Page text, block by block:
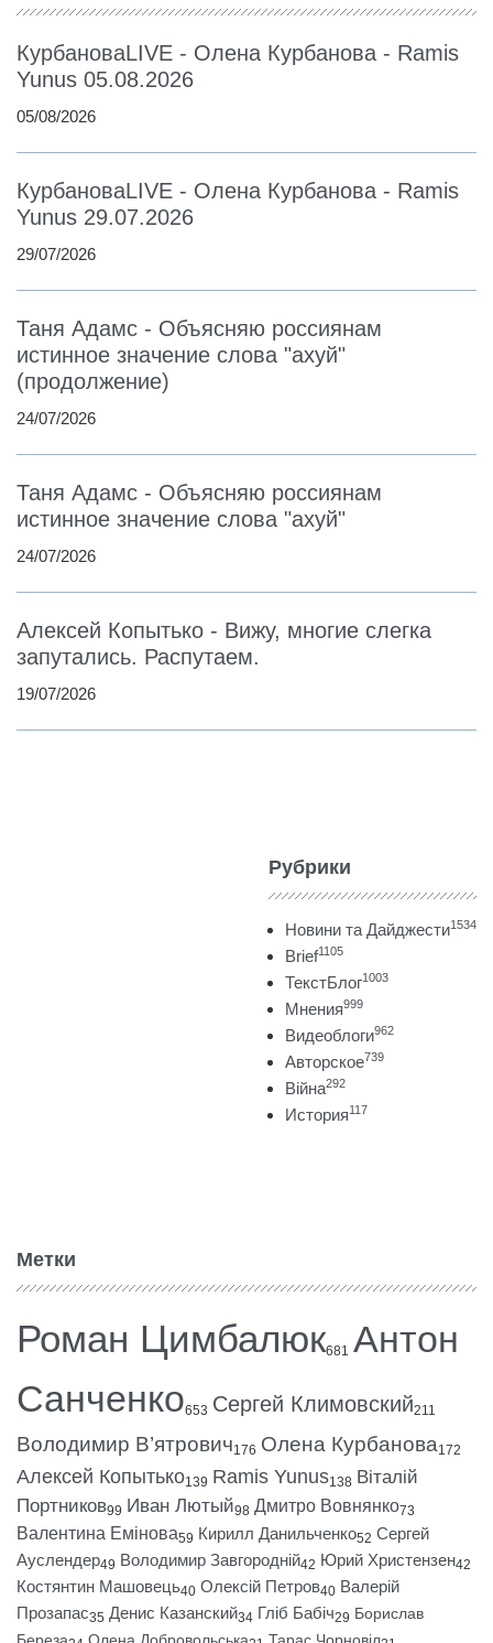
КурбановаLIVE - Олена Курбанова - Ramis
Yunus 05.08.2026
05/08/2026
КурбановаLIVE - Олена Курбанова - Ramis
Yunus 29.07.2026
29/07/2026
Таня Адамс - Объясняю россиянам
истинное значение слова "ахуй"
(продолжение)
24/07/2026
Таня Адамс - Объясняю россиянам
истинное значение слова "ахуй"
24/07/2026
Алексей Копытько - Вижу, многие слегка
запутались. Распутаем.
19/07/2026
Рубрики
Новини та Дайджести1534
Brief1105
ТекстБлог1003
Мнения999
Видеоблоги962
Авторское739
Війна292
История117
Метки
Роман Цимбалюк681 Антон
Санченко653 Сергей Климовский211
Володимир В’ятрович176 Олена Курбанова172
Алексей Копытько139 Ramis Yunus138 Віталій
Портников99 Иван Лютый98 Дмитро Вовнянко73
Валентина Емінова59 Кирилл Данильченко52 Сергей
Ауслендер49 Володимир Завгородній42 Юрий Христензен42
Костянтин Машовець40 Олексій Петров40 Валерій
Прозапас35 Денис Казанский34 Гліб Бабіч29 Борислав
Береза
Олена Добровольська Тарас Чорновіл